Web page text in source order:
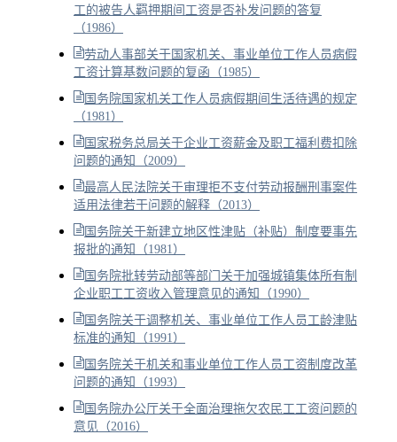
工的被告人羁押期间工资是否补发问题的答复
（1986）
劳动人事部关于国家机关、事业单位工作人员病假
工资计算基数问题的复函（1985）
国务院国家机关工作人员病假期间生活待遇的规定
（1981）
国家税务总局关于企业工资薪金及职工福利费扣除
问题的通知（2009）
最高人民法院关于审理拒不支付劳动报酬刑事案件
适用法律若干问题的解释（2013）
国务院关于新建立地区性津贴（补贴）制度要事先
报批的通知（1981）
国务院批转劳动部等部门关于加强城镇集体所有制
企业职工工资收入管理意见的通知（1990）
国务院关于调整机关、事业单位工作人员工龄津贴
标准的通知（1991）
国务院关于机关和事业单位工作人员工资制度改革
问题的通知（1993）
国务院办公厅关于全面治理拖欠农民工工资问题的
意见（2016）